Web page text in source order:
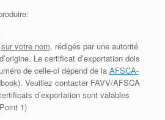
sur votre nom, rédigés par une autorité
Le certificat d’exportation dois
de celle-ci dépend de la AFSCA-
Veuillez contacter FAVV/AFSCA
d’exportation sont valables
1)